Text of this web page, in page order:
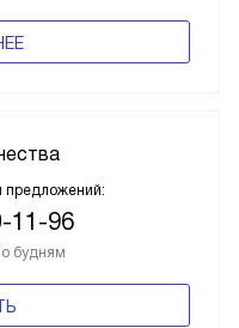
предложений:
11-96
будням